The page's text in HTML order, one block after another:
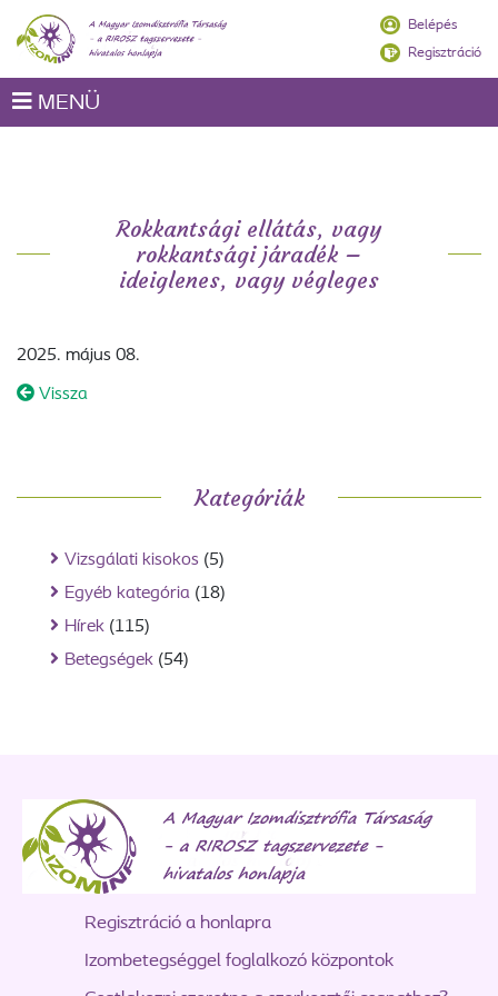
Belépés
Regisztráció
MENÜ
Kategóriák
Vizsgálati kisokos (5)
Egyéb kategória (18)
Hírek (115)
Betegségek (54)
Rokkantsági ellátás, vagy
rokkantsági járadék –
ideiglenes, vagy végleges
2025. május 08.
Vissza
Regisztráció a honlapra
Izombetegséggel foglalkozó központok